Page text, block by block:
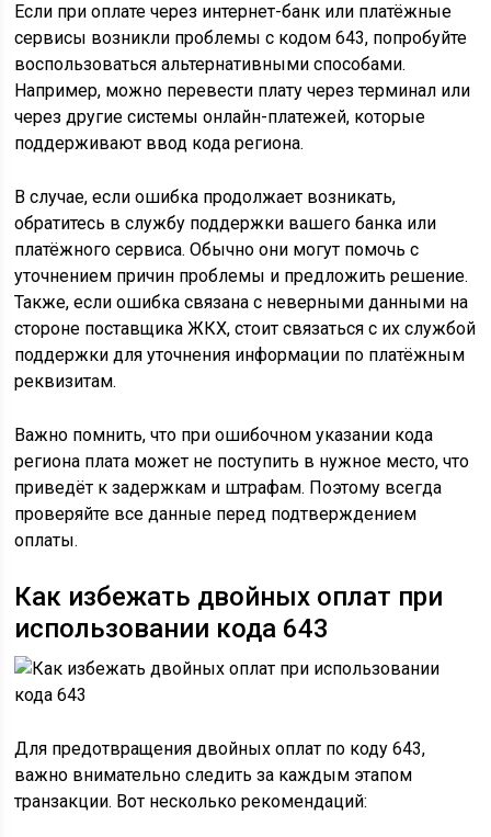
Если при оплате через интернет-банк или платёжные
сервисы возникли проблемы с кодом 643, попробуйте
воспользоваться альтернативными способами.
Например, можно перевести плату через терминал или
через другие системы онлайн-платежей, которые
поддерживают ввод кода региона.
В случае, если ошибка продолжает возникать,
обратитесь в службу поддержки вашего банка или
платёжного сервиса. Обычно они могут помочь с
уточнением причин проблемы и предложить решение.
Также, если ошибка связана с неверными данными на
стороне поставщика ЖКХ, стоит связаться с их службой
поддержки для уточнения информации по платёжным
реквизитам.
Важно помнить, что при ошибочном указании кода
региона плата может не поступить в нужное место, что
приведёт к задержкам и штрафам. Поэтому всегда
проверяйте все данные перед подтверждением
оплаты.
Как избежать двойных оплат при
использовании кода 643
Для предотвращения двойных оплат по коду 643,
важно внимательно следить за каждым этапом
транзакции. Вот несколько рекомендаций: